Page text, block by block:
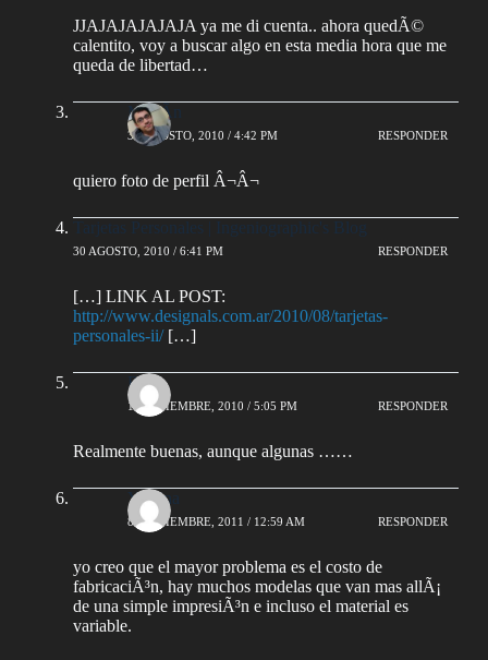
JJAJAJAJAJAJA ya me di cuenta.. ahora quedÃ©
calentito, voy a buscar algo en esta media hora que me
queda de libertad…
MartÃ­n
30 AGOSTO, 2010 / 4:42 PM RESPONDER
quiero foto de perfil Â¬Â¬
Tarjetas Personales | Ingeniographic's Blog
30 AGOSTO, 2010 / 6:41 PM RESPONDER
[…] LINK AL POST:
http://www.designals.com.ar/2010/08/tarjetas-
personales-ii/[…]
Rev
1 SEPTIEMBRE, 2010 / 5:05 PM RESPONDER
Realmente buenas, aunque algunas ……
Yamina
8 SEPTIEMBRE, 2011 / 12:59 AM RESPONDER
yo creo que el mayor problema es el costo de
fabricaciÃ³n, hay muchos modelas que van mas allÃ¡
de una simple impresiÃ³n e incluso el material es
variable.